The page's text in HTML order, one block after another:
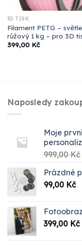
3D TISK
Filament PETG – světle
růžový 1 kg – pro 3D
399,00 Kč
Naposledy
Moje
999,00Kč
Prázdné
99,00 Kč
399,00 Kč